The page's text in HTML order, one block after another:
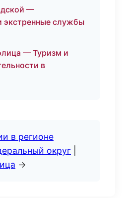
—
экстренные службы
— Туризм и
в
в регионе
округ
→